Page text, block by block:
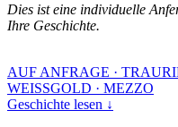
Dies ist eine individuelle
Ihre Geschichte.
AUF ANFRAGE ·
WEISSGOLD · MEZZO
Geschichte lesen ↓